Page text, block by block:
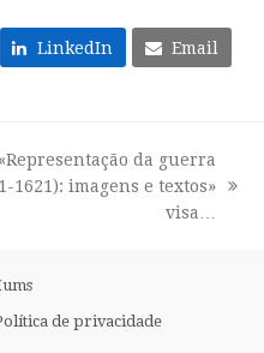
LinkedIn Email
da guerra
1621): imagens e textos»
visa…
de privacidade